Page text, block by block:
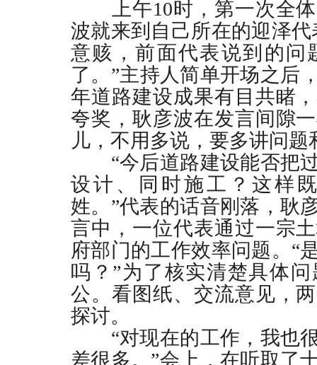
上午10时，第一次全
波就来到自己所在的迎泽
意赅，前面代表说到的问
了。”主持人简单开场之后
年道路建设成果有目共睹
夸奖，耿彦波在发言间隙
儿，不用多说，要多讲问题
“今后道路建设能否把过
设计、同时施工？这样
姓。”代表的话音刚落，耿
言中，一位代表通过一宗
府部门的工作效率问题。“
吗？”为了核实清楚具体
公。看图纸、交流意见，
探讨。
“对现在的工作，我也很
差很多。”会上，在听取了